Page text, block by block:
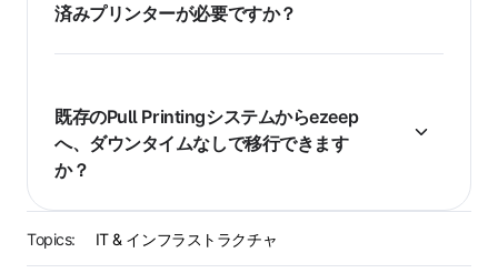
済みプリンターが必要ですか？
既存のPull Printingシステムからezeep
へ、ダウンタイムなしで移行できます
か？
Topics: IT & インフラストラクチャ